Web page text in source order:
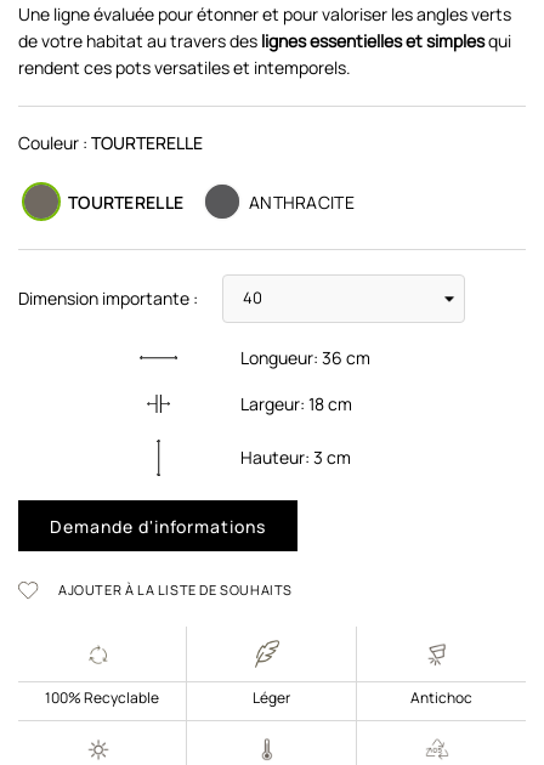
Une ligne évaluée pour étonner et pour valoriser les angles verts
de votre habitat au travers des lignes essentielles et simplesqui
rendent ces pots versatiles et intemporels.
Couleur : TOURTERELLE
TOURTERELLE ANTHRACITE
Dimension importante :
Longueur:36 cm
Largeur:18cm
Hauteur:3 cm
Demande d'informations
AJOUTER À LA LISTE DE SOUHAITS
100% Recyclable Léger Antichoc